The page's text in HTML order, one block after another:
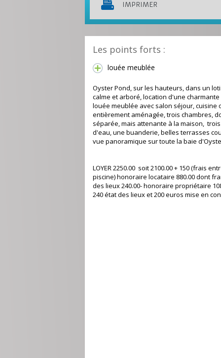
IMPRIMER
Les points forts :
louée meublée
Oyster Pond, sur les hauteurs, dans un
calme et arboré, location d'une charmante
louée meublée avec salon séjour, cuisine
entièrement aménagée, trois chambres,
séparée, mais attenante à la maison,
d'eau, une buanderie, belles terrasses
vue panoramique sur toute la baie
LOYER 2250.00 soit 2100.00 + 150 (frais
piscine) honoraire locataire 880.00 dont
des lieux 240.00- honoraire propriétaire
240 état des lieux et 200 euros mise en